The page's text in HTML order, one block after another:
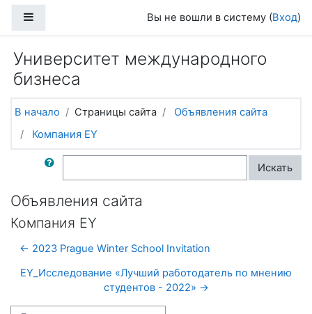
Вы не вошли в систему (Вход)
Университет международного
бизнеса
В начало Страницы сайта
Объявления сайта
Компания EY
Поиск по форумам Искать
Объявления сайта
Компания EY
← 2023 Prague Winter School Invitation
EY_Исследование «Лучший работодатель по мнению
студентов - 2022» →